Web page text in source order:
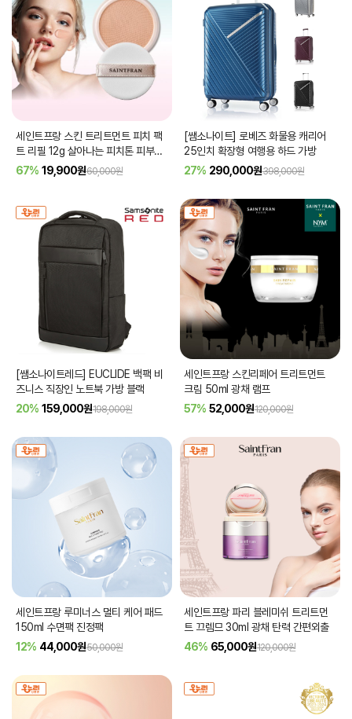
세인트프랑 스킨 트리트먼트 피치 팩
트 리필 12g 살아나는 피치톤 피부광
채 스킨케어 톤케어[품절]
67% 19,900원60,000원
[쌤소나이트] 로베즈 화물용 캐리어
25인치 확장형 여행용 하드 가방
27% 290,000원398,000원
[쌤소나이트레드] EUCLIDE 백팩 비
즈니스 직장인 노트북 가방 블랙
20% 159,000원198,000원
세인트프랑 스킨리페어 트리트먼트
크림 50ml 광채 램프
57% 52,000원120,000원
세인트프랑 루미너스 멀티 케어 패드
150ml 수면팩 진정팩
12% 44,000원50,000원
세인트프랑 파리 블레미쉬 트리트먼
트 끄렘므 30ml 광채 탄력 간편외출
46% 65,000원120,000원